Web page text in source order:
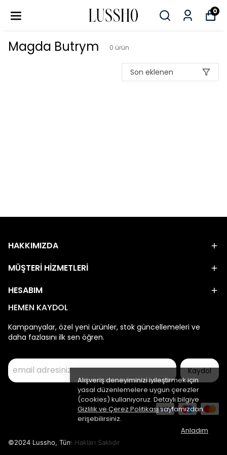
0
Alışveriş deneyiminizi iyileştirmek için
yasal düzenlemelere uygun çerezler
(cookies) kullanıyoruz. Detaylı bilgiye
Gizlilik ve Çerez Politikasısayfamızdan
erişebilirsiniz.
Anladım
Magda Butrym 0 ürün
Son eklenen
HAKKIMIZDA
MÜŞTERİ HİZMETLERİ
HESABIM
HEMEN KAYDOL
Kampanyalar, özel yeni ürünler, stok güncellemeleri ve
daha fazlasını ilk sen öğren.
Kaydol
©2024 Lussho, Tüm Hakları Saklıdır